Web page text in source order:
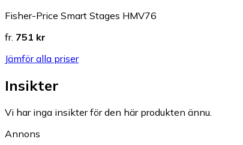
Fisher-Price Smart Stages HMV76
fr. 751 kr
Jämför alla priser
Insikter
Vi har inga insikter för den här produkten ännu.
Annons